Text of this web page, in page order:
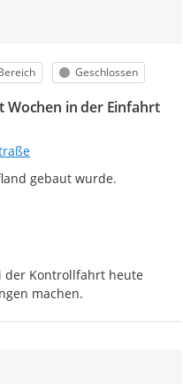
Status
Geschlossen
Wochen in der Einfahrt
gebaut wurde.
der Kontrollfahrt heute
machen.